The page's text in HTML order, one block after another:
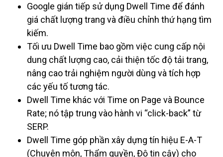
Google gián tiếp sử dụng Dwell Time để đánh
giá chất lượng trang và điều chỉnh thứ hạng tìm
kiếm.
Tối ưu Dwell Time bao gồm việc cung cấp nội
dung chất lượng cao, cải thiện tốc độ tải trang,
nâng cao trải nghiệm người dùng và tích hợp
các yếu tố tương tác.
Dwell Time khác với Time on Page và Bounce
Rate; nó tập trung vào hành vi “click-back” từ
SERP.
Dwell Time góp phần xây dựng tín hiệu E-A-T
(Chuyên môn, Thẩm quyền, Độ tin cậy) cho